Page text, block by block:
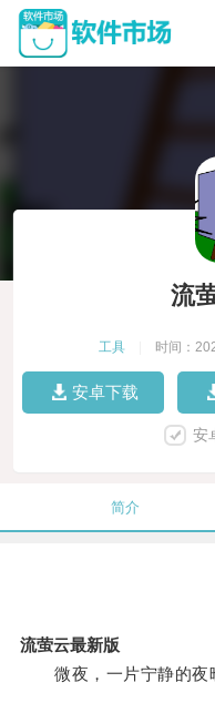
流
工具 时间：
安卓下载
安
简介
流萤云最新版
微夜，一片宁静的夜